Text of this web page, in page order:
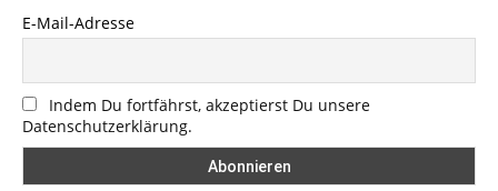
E-Mail-Adresse
Indem Du fortfährst, akzeptierst Du unsere
Datenschutzerklärung.